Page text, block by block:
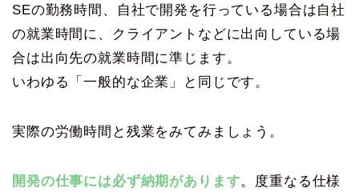
SEの勤務時間、自社で開発を行っている場合は自社
の就業時間に、クライアントなどに出向している場
合は出向先の就業時間に準じます。
いわゆる「一般的な企業」と同じです。
実際の労働時間と残業をみてみましょう。
開発の仕事には必ず納期があります。度重なる仕様